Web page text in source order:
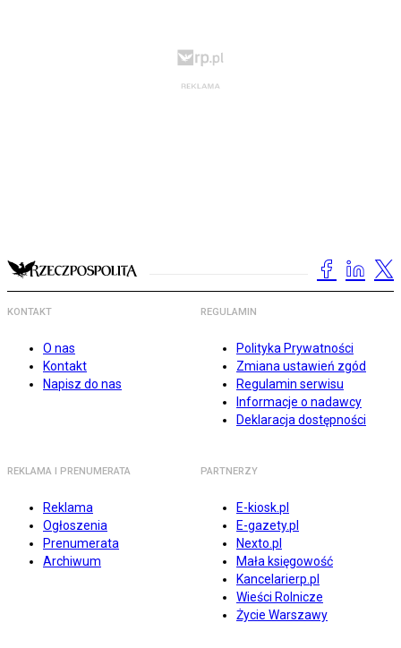
KONTAKT
O nas
Kontakt
Napisz do nas
REGULAMIN
Polityka Prywatności
Zmiana ustawień zgód
Regulamin serwisu
Informacje o nadawcy
Deklaracja dostępności
REKLAMA I PRENUMERATA
Reklama
Ogłoszenia
Prenumerata
Archiwum
PARTNERZY
E-kiosk.pl
E-gazety.pl
Nexto.pl
Mała księgowość
Kancelarierp.pl
Wieści Rolnicze
Życie Warszawy